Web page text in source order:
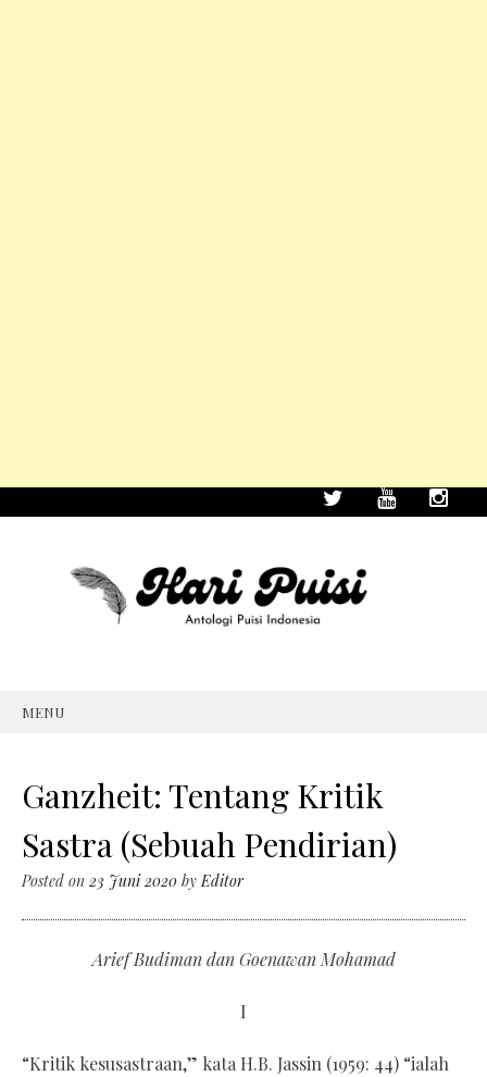
MENU
Ganzheit: Tentang Kritik
Sastra (Sebuah Pendirian)
Posted on 23 Juni 2020 byEditor
Arief Budiman dan Goenawan Mohamad
I
“Kritik kesusastraan,” kata H.B. Jassin (1959: 44) “ialah